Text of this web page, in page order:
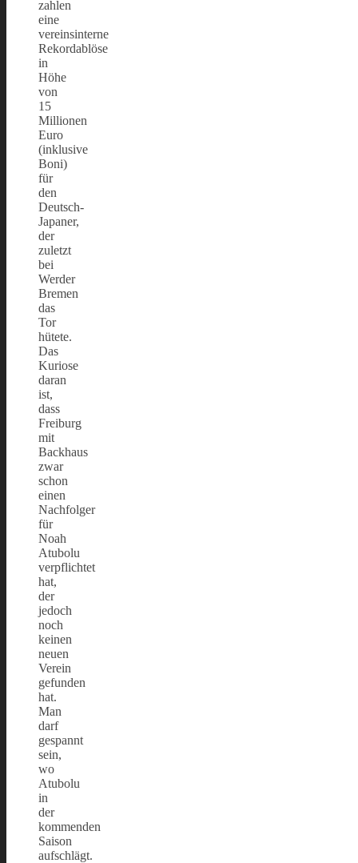
zahlen
eine
vereinsinterne
Rekordablöse
in
Höhe
von
15
Millionen
Euro
(inklusive
Boni)
für
den
Deutsch-
Japaner,
der
zuletzt
bei
Werder
Bremen
das
Tor
hütete.
Das
Kuriose
daran
ist,
dass
Freiburg
mit
Backhaus
zwar
schon
einen
Nachfolger
für
Noah
Atubolu
verpflichtet
hat,
der
jedoch
noch
keinen
neuen
Verein
gefunden
hat.
Man
darf
gespannt
sein,
wo
Atubolu
in
der
kommenden
Saison
aufschlägt.